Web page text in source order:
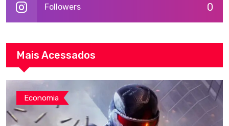
0
Followers
Mais Acessados
Economia